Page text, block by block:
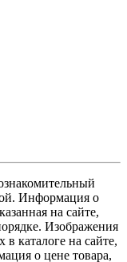
Информация о
на сайте,
Изображения
каталоге на сайте,
о цене товара,